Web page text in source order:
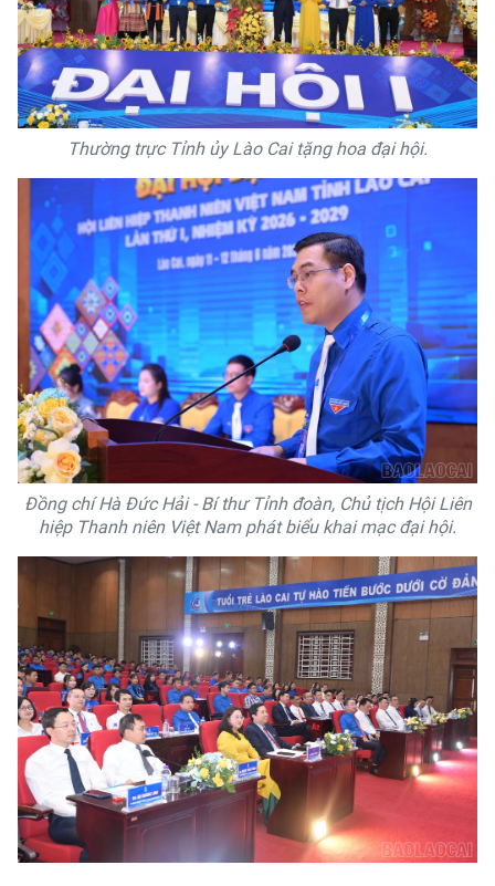
Thường trực Tỉnh ủy Lào Cai tặng hoa đại hội.
Đồng chí Hà Đức Hải - Bí thư Tỉnh đoàn, Chủ tịch Hội Liên
hiệp Thanh niên Việt Nam phát biểu khai mạc đại hội.